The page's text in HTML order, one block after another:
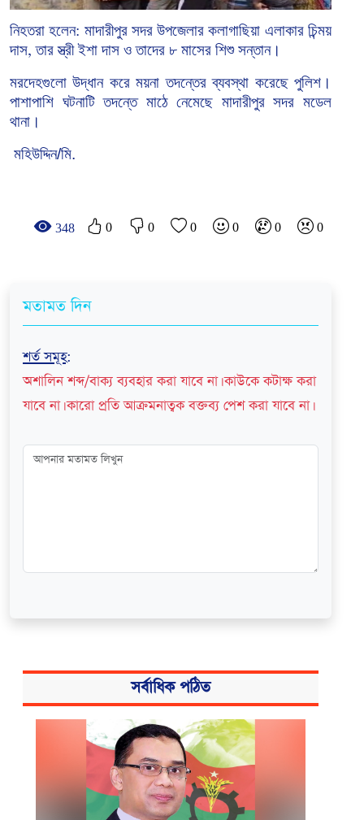
নিহতরা হলেন: মাদারীপুর সদর উপজেলার কলাগাছিয়া এলাকার চিন্ময়
দাস,তার স্ত্রী ইশা দাস ও তাদের ৮ মাসের শিশু সন্তান।
মরদেহগুলো উদ্ধান করে ময়না তদন্তের ব্যবস্থা করেছে পুলিশ।
পাশাপাশি ঘটনাটি তদন্তে মাঠে নেমেছে মাদারীপুর সদর মডেল
থানা।
মহিউদ্দিন/মি.
348 0 0 0 0 0 0
মতামত দিন
শর্ত সমূহ:
অশালিন শব্দ/বাক্য ব্যবহার করা যাবে না। কাউকে কটাক্ষ করা
যাবে না। কারো প্রতি আক্রমনাত্বক বক্তব্য পেশ করা যাবে না।
সর্বাধিক পঠিত